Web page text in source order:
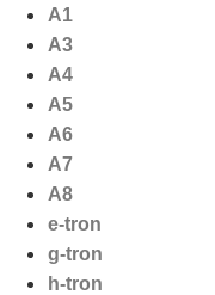
naar
inhoud
A1
A3
A4
A5
A6
A7
A8
e-tron
g-tron
h-tron